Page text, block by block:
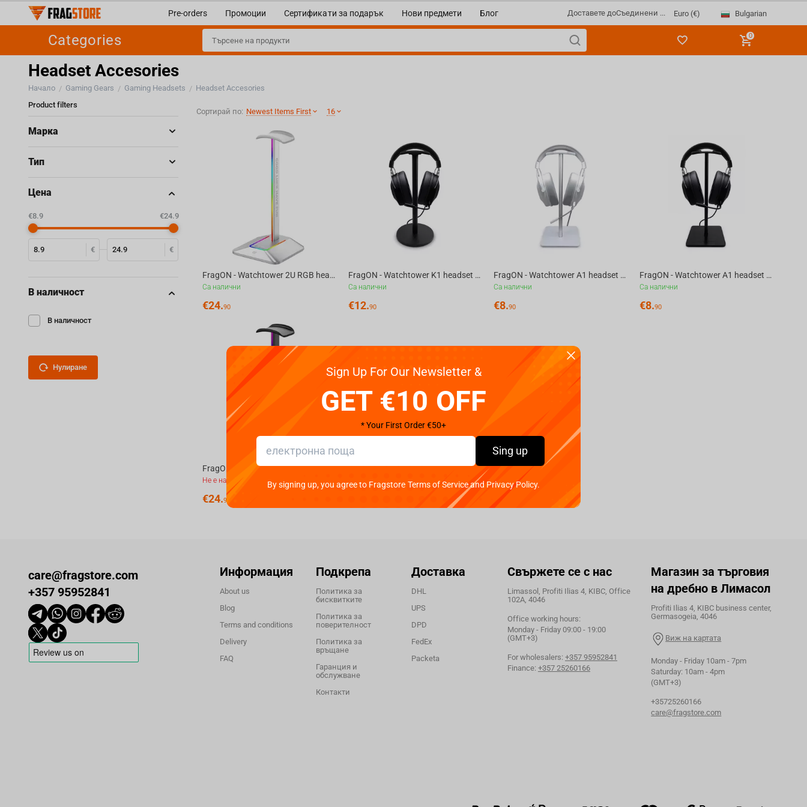
Pre-orders Промоции Сертификати за подарък Нови предмети Блог Доставете доСъединени ... Euro (€) Bulgarian
Categories 0
Headset Accesories
Начало / Gaming Gears / Gaming Headsets / Headset Accesories
Сортирай по: Newest Items First 16
FragON - Watchtower 2U RGB headset & headphone holder, Silver
Са налични
€24.90
FragON - Watchtower K1 headset & headphone holder, Black
Са налични
€12.90
FragON - Watchtower A1 headset & headphone holder, White
Са налични
€8.90
FragON - Watchtower A1 headset & headphone holder, Black
Са налични
€8.90
FragON - Watchtower 2U RGB headset & headphone holder, Black
Не е наличен
€24.90
Product filters
Марка
Тип
Цена
€ €
‎€8.9 ‎€24.9
В наличност
В наличност
Нулиране
care@fragstore.com
+357 95952841
Информация
About us
Blog
Terms and conditions
Delivery
FAQ
Подкрепа
Политика за
бисквитките
Политика за
поверителност
Политика за
връщане
Гаранция и
обслужване
Контакти
Доставка
DHL
UPS
DPD
FedEx
Packeta
Свържете се с нас
Limassol, Profiti Ilias 4, KIBC, Office
102A, 4046
Office working hours:
Monday - Friday 09:00 - 19:00
(GMT+3)
For wholesalers: +357 95952841
Finance: +357 25260166
Магазин за търговия
на дребно в Лимасол
Profiti Ilias 4, KIBC business center,
Germasogeia, 4046
Виж на картата
Monday - Friday 10am - 7pm
Saturday: 10am - 4pm
(GMT+3)
+35725260166
care@fragstore.com
Sign Up For Our Newsletter &
GET €10 OFF
* Your First Order €50+
Sing up
By signing up, you agree to Fragstore Terms of Service and Privacy Policy.